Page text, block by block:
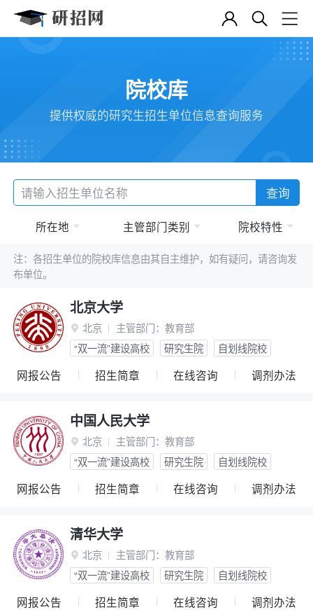
院校库
提供权威的研究生招生单位信息查询服务
查询
所在地 主管部门类别 院校特性
注：各招生单位的院校库信息由其自主维护，如有疑问，请咨询发
布单位。
北京大学
 北京 主管部门： 教育部
“双一流”建设高校
研究生院 自划线院校
网报公告 招生简章 在线咨询 调剂办法
中国人民大学
 北京 主管部门： 教育部
“双一流”建设高校
研究生院 自划线院校
网报公告 招生简章 在线咨询 调剂办法
清华大学
 北京 主管部门： 教育部
“双一流”建设高校
研究生院 自划线院校
网报公告 招生简章 在线咨询 调剂办法